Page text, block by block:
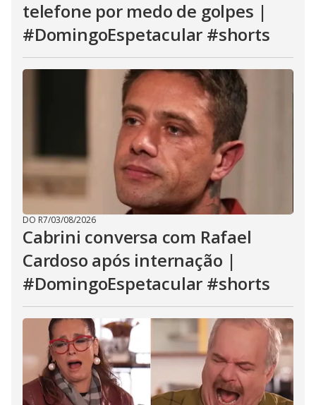
telefone por medo de golpes |
#DomingoEspetacular #shorts
DO R7/03/08/2026
Cabrini conversa com Rafael
Cardoso após internação |
#DomingoEspetacular #shorts